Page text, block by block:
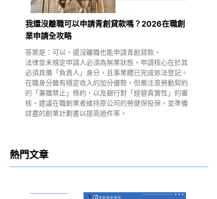
我還沒離職可以申請青創貸款嗎？2026在職創
業申請全攻略
答案是：可以，還沒離職也能申請青創貸款。
法律並未規定申請人必須為無業狀態。申請核心在於其
必須具備「負責人」身分，且事業體已完成依法登記。
在職身分雖有穩定收入的加分優勢，但需注意勞動契約
的「兼職禁止」條約，以及銀行對「經營真實性」的審
核。建議在職創業者維持原公司的勞健保投保，並準備
詳盡的創業計劃書以提高過件率。
熱門文章